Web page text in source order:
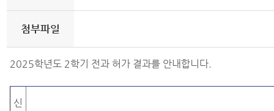
첨부파일
2025학년도 2학기 전과 허가 결과를 안내합니다.
신